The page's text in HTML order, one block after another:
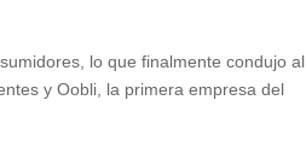
lo que finalmente condujo al
y Oobli, la primera empresa del